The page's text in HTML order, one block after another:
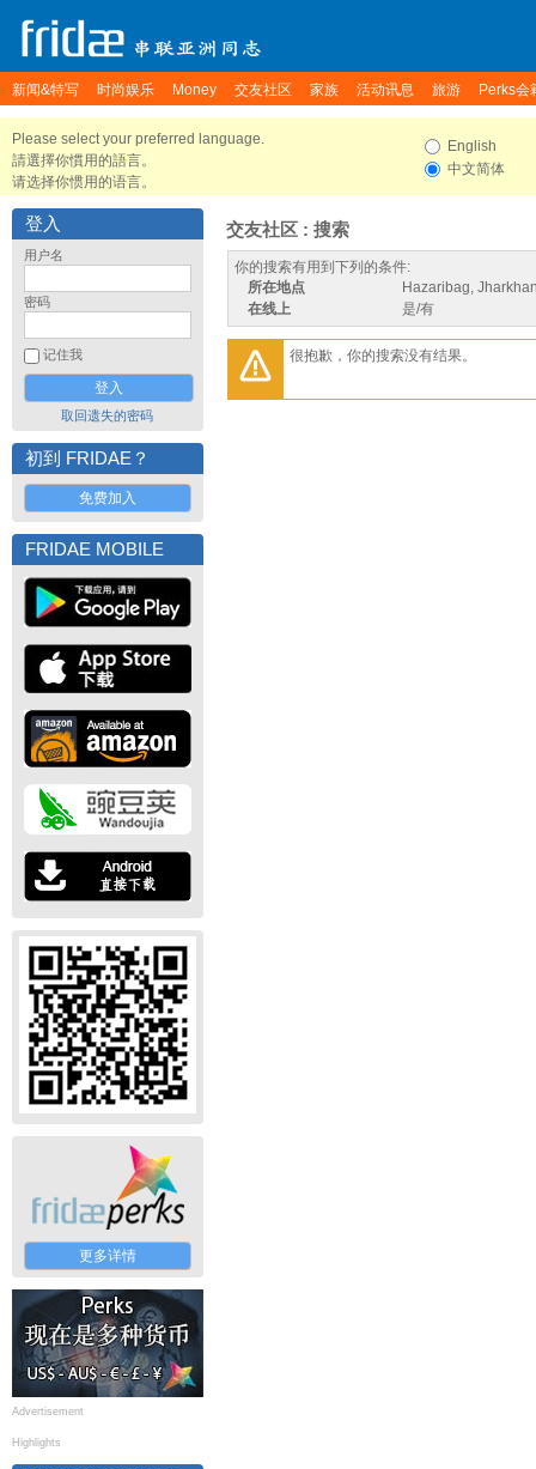
新闻&特写 时尚娱乐 Money 交友社区 家族 活动讯息 旅游 Perks会
Please select your preferred language.
請選擇你慣用的語言。
请选择你惯用的语言。
English
中文简体
登入
用户名
密码
记住我
取回遗失的密码
初到 FRIDAE？
免费加入
FRIDAE MOBILE
更多详情
Advertisement
Highlights
交友社区 : 搜索
你的搜索有用到下列的条件:
所在地点
Hazaribag,
在线上
是/有
很抱歉，你的搜索没有结果。